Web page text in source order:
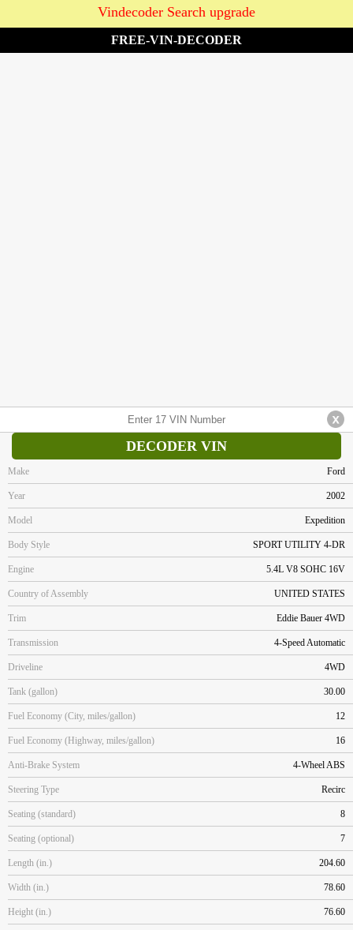
Vindecoder Search upgrade
FREE-VIN-DECODER
DECODER VIN
Make Ford
Year 2002
Model Expedition
Body Style SPORT UTILITY 4-DR
Engine 5.4L V8 SOHC 16V
Country of Assembly UNITED STATES
Trim Eddie Bauer 4WD
Transmission 4-Speed Automatic
Driveline 4WD
Tank (gallon) 30.00
Fuel Economy (City, miles/gallon) 12
Fuel Economy (Highway, miles/gallon) 16
Anti-Brake System 4-Wheel ABS
Steering Type Recirc
Seating (standard) 8
Seating (optional) 7
Length (in.) 204.60
Width (in.) 78.60
Height (in.) 76.60